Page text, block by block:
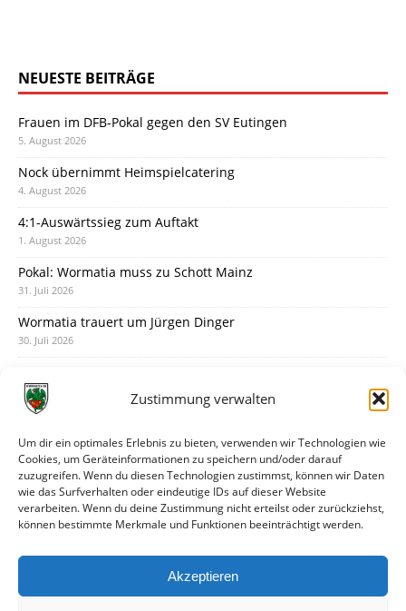
Zustimmung verwalten
Um dir ein optimales Erlebnis zu bieten, verwenden wir Technologien wie
Cookies, um Geräteinformationen zu speichern und/oder darauf
zuzugreifen. Wenn du diesen Technologien zustimmst, können wir Daten
wie das Surfverhalten oder eindeutige IDs auf dieser Website
verarbeiten. Wenn du deine Zustimmung nicht erteilst oder zurückziehst,
können bestimmte Merkmale und Funktionen beeinträchtigt werden.
Akzeptieren
NEUESTE BEITRÄGE
Frauen im DFB-Pokal gegen den SV Eutingen
5. August 2026
Nock übernimmt Heimspielcatering
4. August 2026
4:1-Auswärtssieg zum Auftakt
1. August 2026
Pokal: Wormatia muss zu Schott Mainz
31. Juli 2026
Wormatia trauert um Jürgen Dinger
30. Juli 2026
28. Juli 2026
28. Juli 2026
Neue Podcast-Folge: So tickt Björn!
27. Juli 2026
Eindrücke vom Stadionfest
Unterhaltsamer Abschlusstest mit später Niederlage
25. Juli 2026